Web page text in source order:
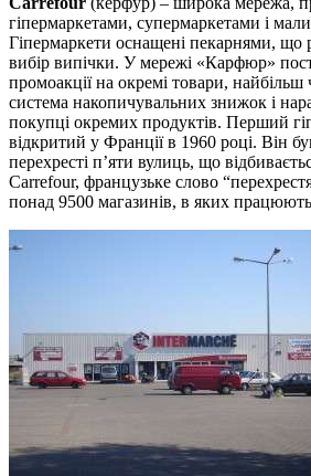
гіпермаркетами, супермаркетами і
Гіпермаркети оснащені пекарнями, що
вибір випічки. У мережі «Карфюр»
промоакції на окремі товари,
система накопичувальних знижок і
покупці окремих продуктів. Перший
відкритий у Франції в 1960 році. Він
перехресті п’яти вулиць, що
Carrefour, французьке слово
понад 9500 магазинів, в яких